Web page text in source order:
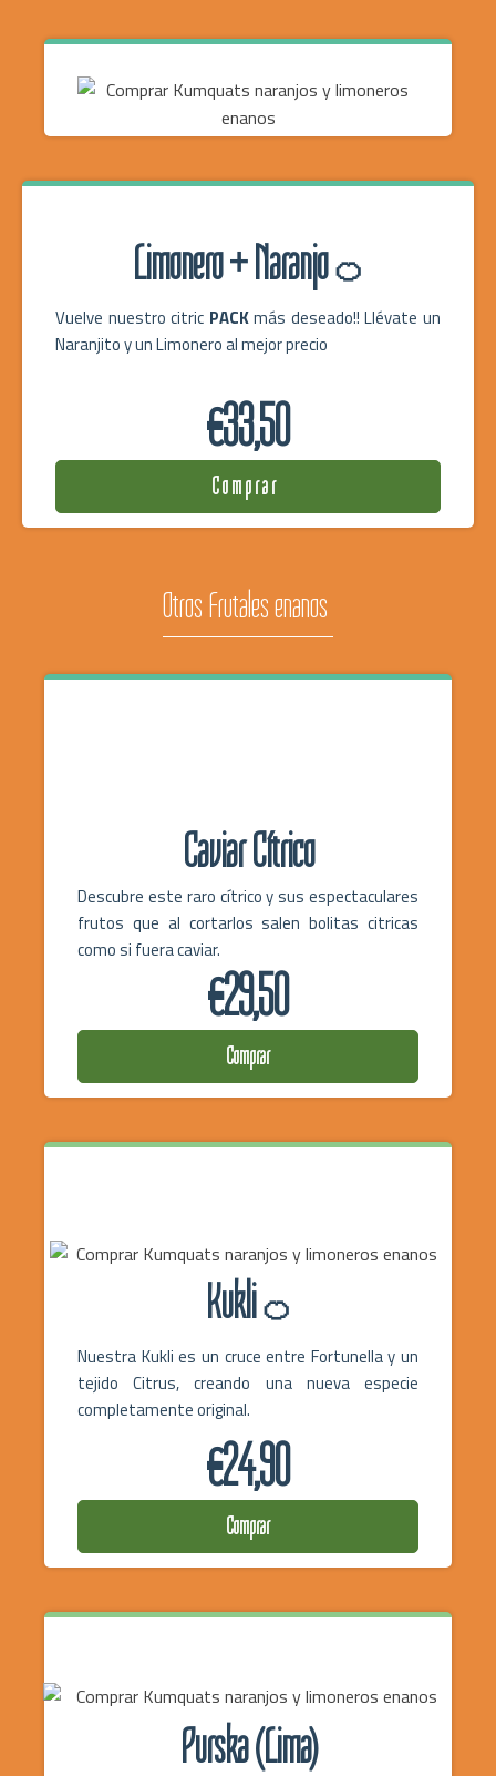
Limonero + Naranjo 🍊
Vuelve nuestro citric PACKmás deseado!! Llévate un
Naranjito y un Limonero al mejor precio
€33,50
Comprar
Otros Frutales enanos
Caviar Cítrico
Descubre este raro cítrico y sus espectaculares
frutos que al cortarlos salen bolitas citricas
como si fuera caviar.
€29,50
Comprar
Kukli 🍊
Nuestra Kukli es un cruce entre Fortunella y un
tejido Citrus, creando una nueva especie
completamente original.
€24,90
Comprar
Purska (Lima)